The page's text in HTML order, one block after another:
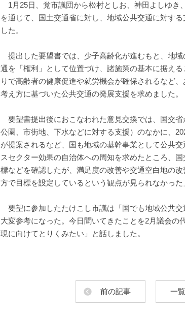
1月25日、党市議団から松村としお、神田よしゆき
を通じて、国土交通省に対し、地域公共交通に対す
した。
提出した要望書では、少子高齢化が進むもと、地
通を「権利」として位置づけ、諸施策の基本に据え
りで高齢者の健康促進や就労機会が確保されるなど
考え方に基づいた公共交通の発展支援を求めました。
要望書提出後におこなわれた意見交換では、国交
公園、市街地、下水などに対する支援）のなかに、
が提案されるなど、国も地域の基幹事業として公共
スセクター効果の自治体への周知を求めたところ、
標などを確認したが、満足度の改善や交通空白地の
方で目標を設定しているという観点が見られなかった
要望に参加したたけこし市議は「国でも地域公共交
大変参考になった。今日聞いてきたことを2月議会
現に向けてとりくみたい」と話しました。
前の記事 一